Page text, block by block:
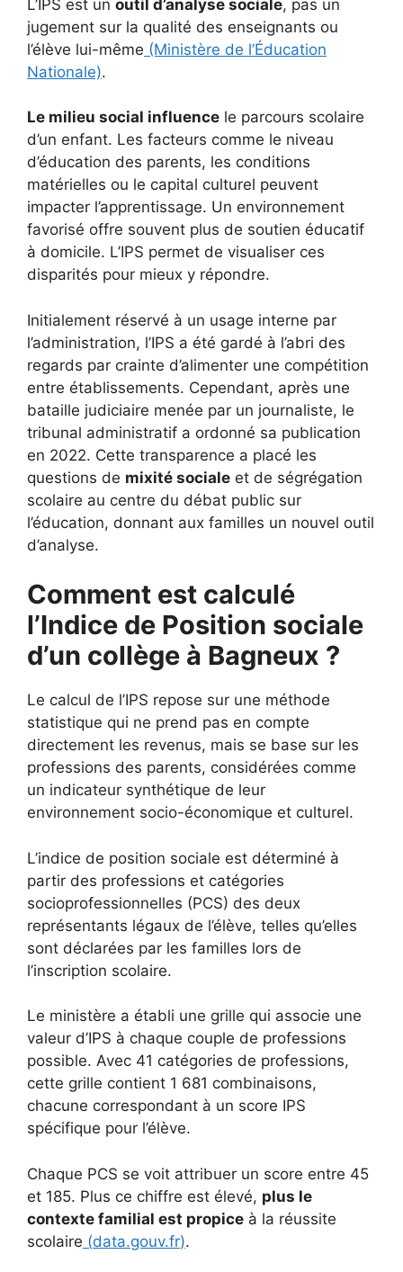
L’IPS est un outil d’analyse sociale, pas un
jugement sur la qualité des enseignants ou
l’élève lui-même (Ministère de l’Éducation
Nationale).
Le milieu social influence le parcours scolaire
d’un enfant. Les facteurs comme le niveau
d’éducation des parents, les conditions
matérielles ou le capital culturel peuvent
impacter l’apprentissage. Un environnement
favorisé offre souvent plus de soutien éducatif
à domicile. L’IPS permet de visualiser ces
disparités pour mieux y répondre.
Initialement réservé à un usage interne par
l’administration, l’IPS a été gardé à l’abri des
regards par crainte d’alimenter une compétition
entre établissements. Cependant, après une
bataille judiciaire menée par un journaliste, le
tribunal administratif a ordonné sa publication
en 2022. Cette transparence a placé les
questions de mixité sociale et de ségrégation
scolaire au centre du débat public sur
l’éducation, donnant aux familles un nouvel outil
d’analyse.
Comment est calculé
l’Indice de Position sociale
d’un collège à Bagneux ?
Le calcul de l’IPS repose sur une méthode
statistique qui ne prend pas en compte
directement les revenus, mais se base sur les
professions des parents, considérées comme
un indicateur synthétique de leur
environnement socio-économique et culturel.
L’indice de position sociale est déterminé à
partir des professions et catégories
socioprofessionnelles (PCS) des deux
représentants légaux de l’élève, telles qu’elles
sont déclarées par les familles lors de
l’inscription scolaire.
Le ministère a établi une grille qui associe une
valeur d’IPS à chaque couple de professions
possible. Avec 41 catégories de professions,
cette grille contient 1 681 combinaisons,
chacune correspondant à un score IPS
spécifique pour l’élève.
Chaque PCS se voit attribuer un score entre 45
et 185. Plus ce chiffre est élevé, plus le
contexte familial est propice à la réussite
scolaire (data.gouv.fr).